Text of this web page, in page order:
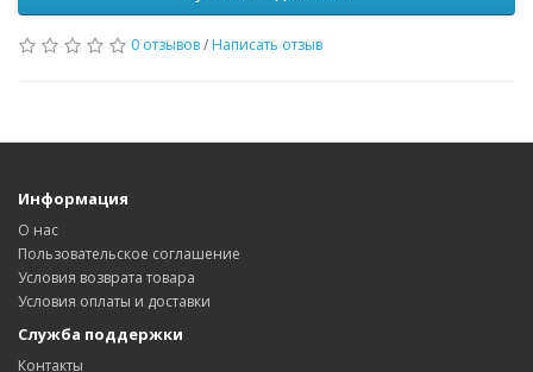
0 отзывов/ Написать отзыв
Информация
О нас
Пользовательское соглашение
Условия возврата товара
Условия оплаты и доставки
Служба поддержки
Контакты